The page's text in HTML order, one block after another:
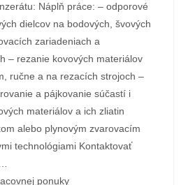
Náplň práce: – odporové
dielcov na bodových, švových
zariadeniach a
– rezanie kovových materiálov
ručne a na rezacích strojoch –
a pájkovanie súčastí i
materiálov a ich zliatin
alebo plynovým zvarovacím
technológiami Kontaktovať
ponuky